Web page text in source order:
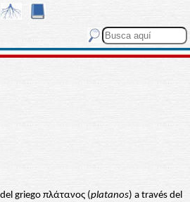
griego πλάτανος (platanos) a través del